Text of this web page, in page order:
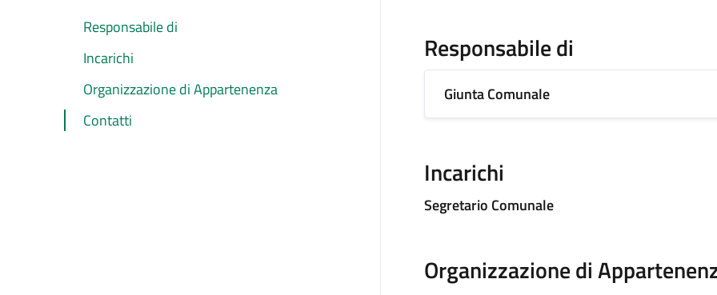
Responsabile di
Incarichi
Organizzazione di Appartenenza
Contatti
Responsabile di
Giunta Comunale
Incarichi
Segretario Comunale
Organizzazione di